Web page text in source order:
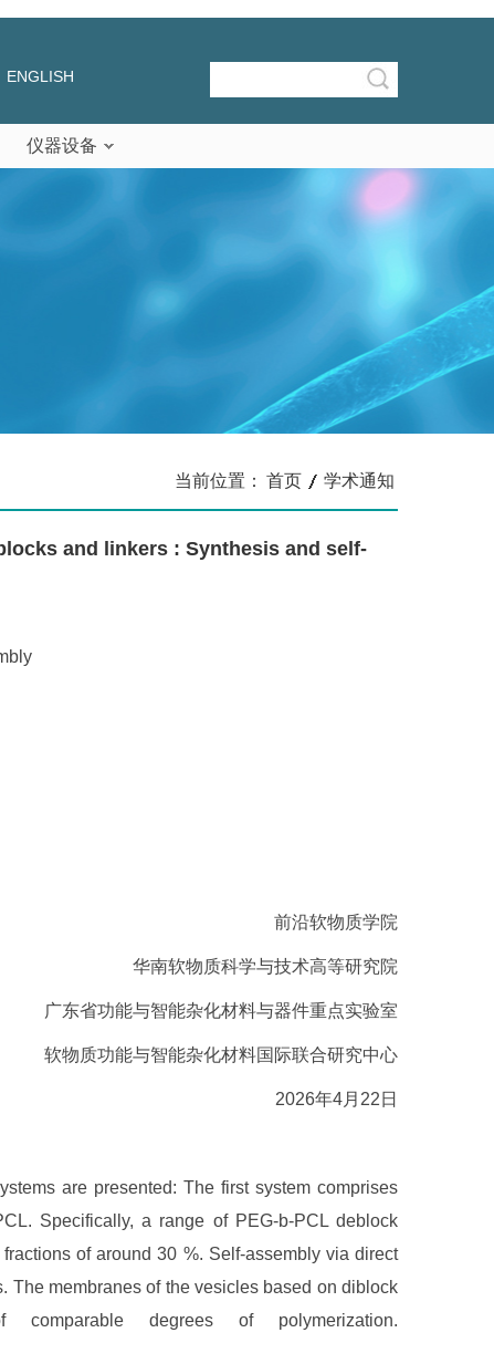
ENGLISH
仪器设备
当前位置： 首页 学术通知
and linkers : Synthesis and self-
前沿软物质学院
华南软物质科学与技术高等研究院
广东省功能与智能杂化材料与器件重点实验室
软物质功能与智能杂化材料国际联合研究中心
2026年4月22日
are presented: The first system comprises
Specifically, a range of PEG-b-PCL deblock
of around 30 %. Self-assembly via direct
The membranes of the vesicles based on diblock
degrees of polymerization.